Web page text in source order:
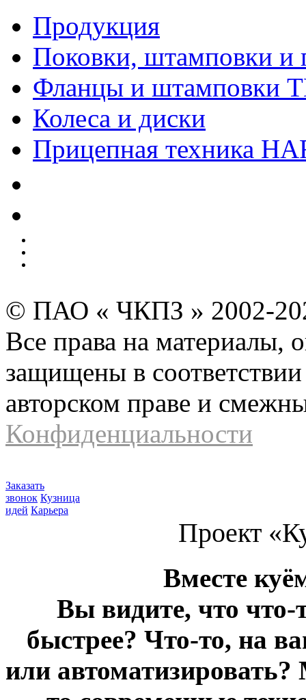
Продукция
Поковки, штамповки и
Фланцы и штамповки
Колеса и диски
Прицепная техника
© ПАО « ЧКПЗ » 2002-
Все права на материалы,
защищены в соответствии
авторском праве и
Конфиденциальности
Заказать
звонок Кузница
идей Карьера
Проект
Вместе
Вы видите, что
быстрее? Что-то, на
или